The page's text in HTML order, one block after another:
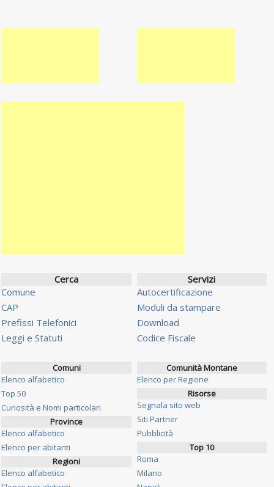
Cerca
Comune
CAP
Prefissi Telefonici
Leggi e Statuti
Servizi
Autocertificazione
Moduli da stampare
Download
Codice Fiscale
Comuni
Elenco alfabetico
Top 50
Curiosità e Nomi particolari
Province
Elenco alfabetico
Elenco per abitanti
Regioni
Elenco alfabetico
Comunità Montane
Elenco per Regione
Risorse
Segnala sito web
Siti Partner
Pubblicità
Top 10
Roma
Milano